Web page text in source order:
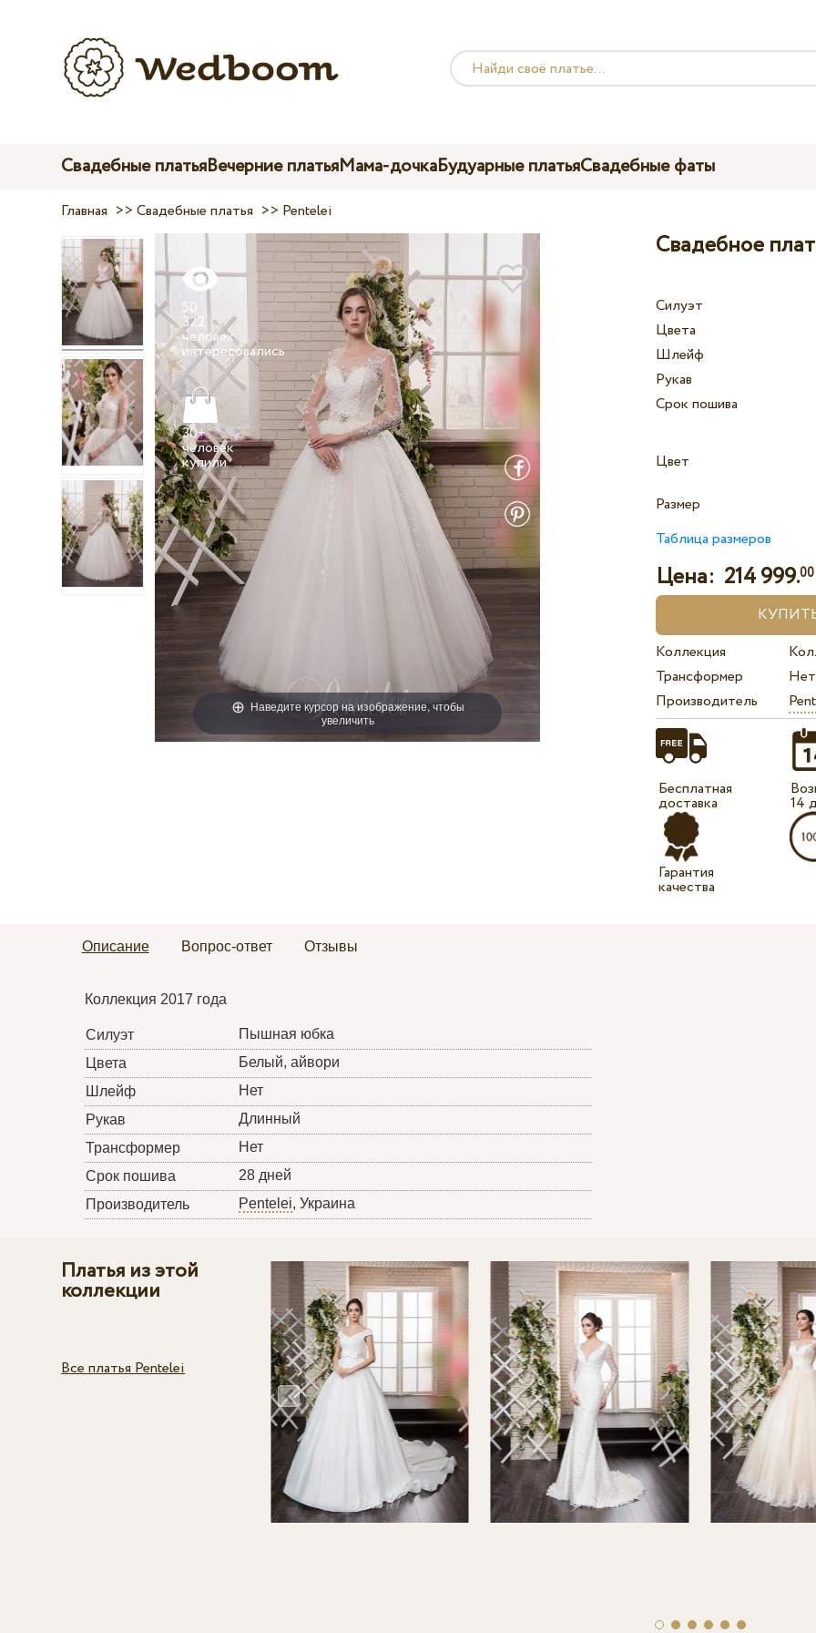
Свадебные платьяВечерние платьяМама-дочкаБудуарные платьяСвадебные фаты
Главная >>Свадебные платья >> Pentelei
Наведите курсор на изображение, чтобы
увеличить
50
322
человек
30+
человек
купили
Свадебное
Силуэт
Цвета
Шлейф
Рукав
Срок пошива
Цвет
Размер
Таблица размеров
Цена: 214 999.00
Коллекция
Трансформер
Нет
Производитель
Бесплатная
доставка
Гарантия
качества
14
Описание Вопрос-ответ Отзывы
Коллекция 2017 года
Силуэт
Пышная юбка
Цвета
Белый, айвори
Шлейф
Нет
Рукав
Длинный
Трансформер
Нет
Срок пошива
28 дней
Производитель
Pentelei, Украина
Платья из этой
коллекции
Все платья Pentelei